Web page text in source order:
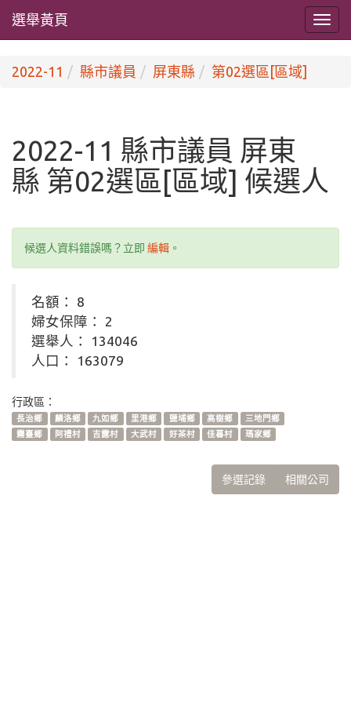
選舉黃頁
2022-11 縣市議員 屏東縣 第02選區[區域]
2022-11 縣市議員 屏東
縣 第02選區[區域] 候選人
候選人資料錯誤嗎？立即 編輯 。
名額： 8
婦女保障： 2
選舉人： 134046
人口： 163079
行政區：
長治鄉 麟洛鄉 九如鄉 里港鄉 鹽埔鄉 高樹鄉
三地門鄉
霧臺鄉
阿禮村 吉露村 大武村 好茶村 佳暮村 瑪家鄉
參選記錄 相關公司